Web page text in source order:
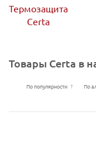
Термозащита
Certa
Товары Certa в
По популярности По